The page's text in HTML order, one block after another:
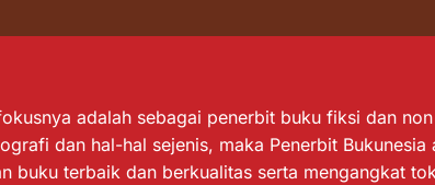
adalah sebagai penerbit buku fiksi dan
dan hal-hal sejenis, maka Penerbit Bukunesia
buku terbaik dan berkualitas serta mengangkat